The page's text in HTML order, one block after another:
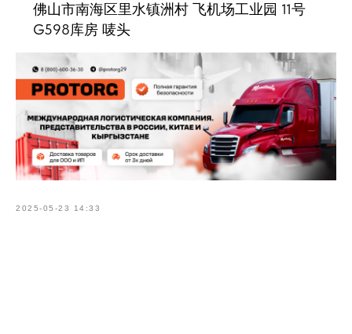
佛山市南海区里水镇洲村 飞机场工业园 11号
G598库房 唛头
2025-05-23 14:33